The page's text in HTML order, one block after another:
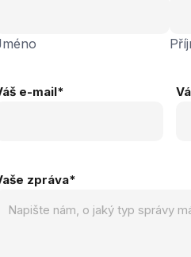
e-mail*
zpráva*